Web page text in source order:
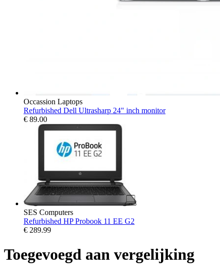
Occassion Laptops
Refurbished Dell Ultrasharp 24" inch monitor
€ 89.00
SES Computers
Refurbished HP Probook 11 EE G2
€ 289.99
Toegevoegd aan vergelijking